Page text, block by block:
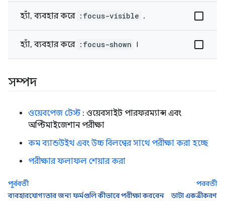
হ্যাঁ, ব্যবহার করে :focus-visible .
হ্যাঁ, ব্যবহার করে :focus-shown ।
সম্পদ
ওয়েবপেজ টেস্ট: ওয়েবসাইট পারফরম্যান্স এবং
অপ্টিমাইজেশান পরীক্ষা
কম ব্যান্ডউইথ এবং উচ্চ বিলম্বের সাথে পরীক্ষা করা হচ্ছে
পরীক্ষার ফলাফল শেয়ার করা
পূর্ববর্তী
ব্যবহারযোগ্যতার জন্য ফর্মগুলি কীভাবে পরীক্ষা করবেন
পরবর্তী
ডাটা একত্রীকরণ